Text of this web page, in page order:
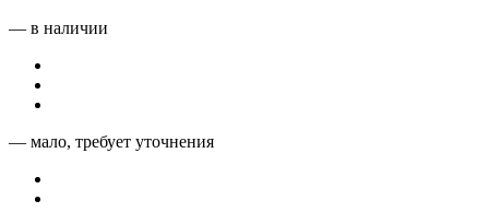
— в наличии
— мало, требует уточнения